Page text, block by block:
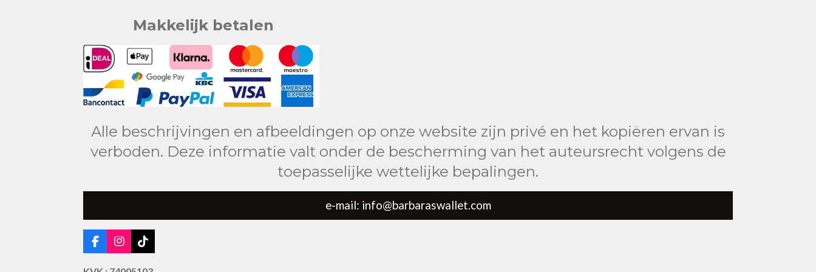
Makkelijk betalen
Alle beschrijvingen en afbeeldingen op onze website zijn privé en het kopiëren ervan is
verboden. Deze informatie valt onder de bescherming van het auteursrecht volgens de
toepasselijke wettelijke bepalingen.
e-mail: info@barbaraswallet.com
F
a
c
I
n
s
T
i
k